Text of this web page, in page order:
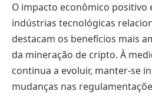
O impacto econômico positivo
indústrias tecnológicas
destacam os benefícios mais
da mineração de cripto. À
continua a evoluir, manter-se
mudanças nas